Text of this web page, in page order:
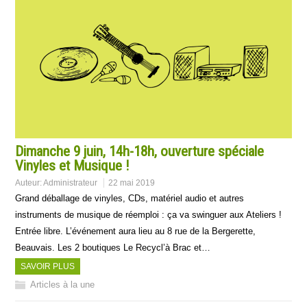
Dimanche 9 juin, 14h-18h, ouverture spéciale
Vinyles et Musique !
Auteur:Administrateur 22 mai 2019
Grand déballage de vinyles, CDs, matériel audio et autres
instruments de musique de réemploi : ça va swinguer aux Ateliers !
Entrée libre. L’événement aura lieu au 8 rue de la Bergerette,
Beauvais. Les 2 boutiques Le Recycl’à Brac et…
SAVOIR PLUS
Articles à la une